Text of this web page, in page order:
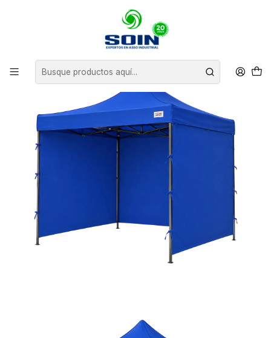
TOLDO PLEGABLE JAMER 2X2 CON LONA